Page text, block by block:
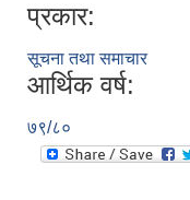
प्रकार:
सूचना तथा समाचार
आर्थिक वर्ष:
७९/८०